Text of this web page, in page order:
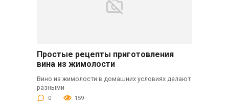
Простые рецепты приготовления
вина из жимолости
Вино из жимолости в домашних условиях делают
разными
0 159